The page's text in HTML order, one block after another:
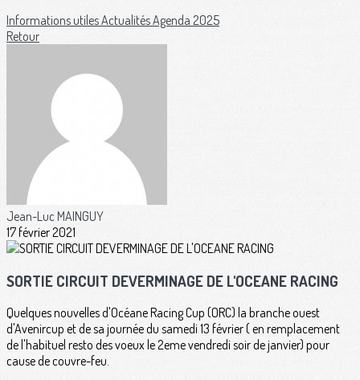
Informations utilesActualitésAgenda 2025
Retour
Jean-Luc MAINGUY
17 février 2021
SORTIE CIRCUIT DEVERMINAGE DE L'OCEANE RACING
Quelques nouvelles d'Océane Racing Cup (ORC) la branche ouest
d'Avenircup et de sa journée du samedi 13 février ( en remplacement
de l'habituel resto des voeux le 2eme vendredi soir de janvier) pour
cause de couvre-feu.